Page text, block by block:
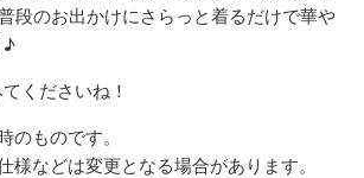
段のお出かけにさらっと着るだけで華や
♪
くださいね！
のものです。
様などは変更となる場合があります。